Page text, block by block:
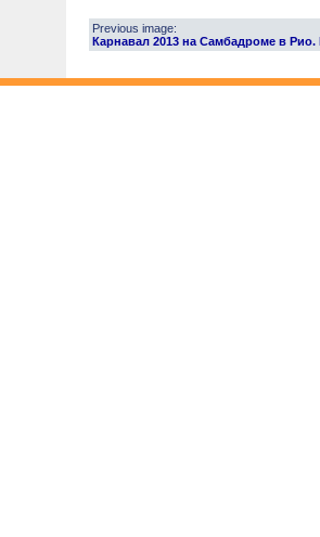
Previous image:
Карнавал 2013 на Самбадроме в Рио.